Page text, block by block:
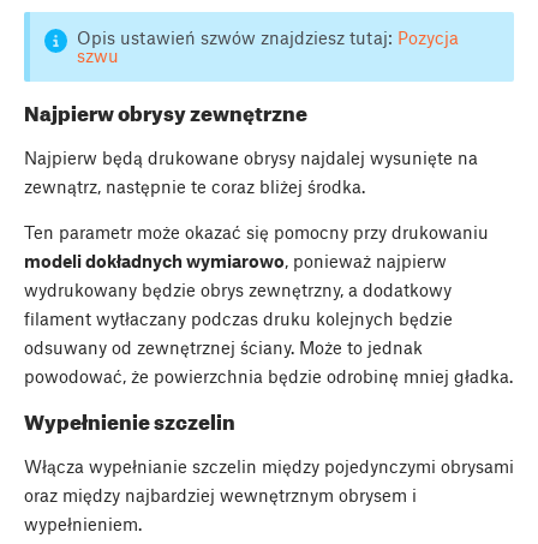
Opis ustawień szwów znajdziesz tutaj: Pozycja
szwu
Najpierw obrysy zewnętrzne
Najpierw będą drukowane obrysy najdalej wysunięte na
zewnątrz, następnie te coraz bliżej środka.
Ten parametr może okazać się pomocny przy drukowaniu
modeli dokładnych wymiarowo, ponieważ najpierw
wydrukowany będzie obrys zewnętrzny, a dodatkowy
filament wytłaczany podczas druku kolejnych będzie
odsuwany od zewnętrznej ściany. Może to jednak
powodować, że powierzchnia będzie odrobinę mniej gładka.
Wypełnienie szczelin
Włącza wypełnianie szczelin między pojedynczymi obrysami
oraz między najbardziej wewnętrznym obrysem i
wypełnieniem.